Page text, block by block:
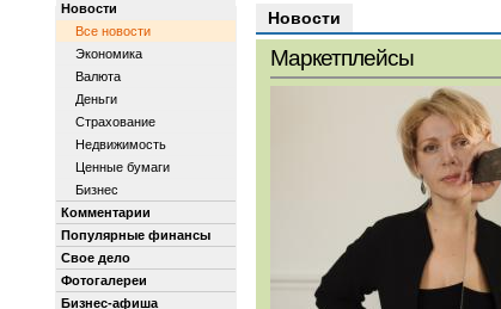
Новости
Все новости
Экономика
Валюта
Деньги
Страхование
Недвижимость
Ценные бумаги
Бизнес
Комментарии
Популярные финансы
Свое дело
Фотогалереи
Бизнес-афиша
Новости
Маркетплейсы